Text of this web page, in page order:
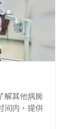
解其他病房
间内，提供